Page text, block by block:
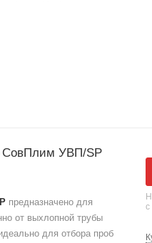
СовПлим УВП/SP
предназначено для
от выхлопной трубы
для отбора проб
с